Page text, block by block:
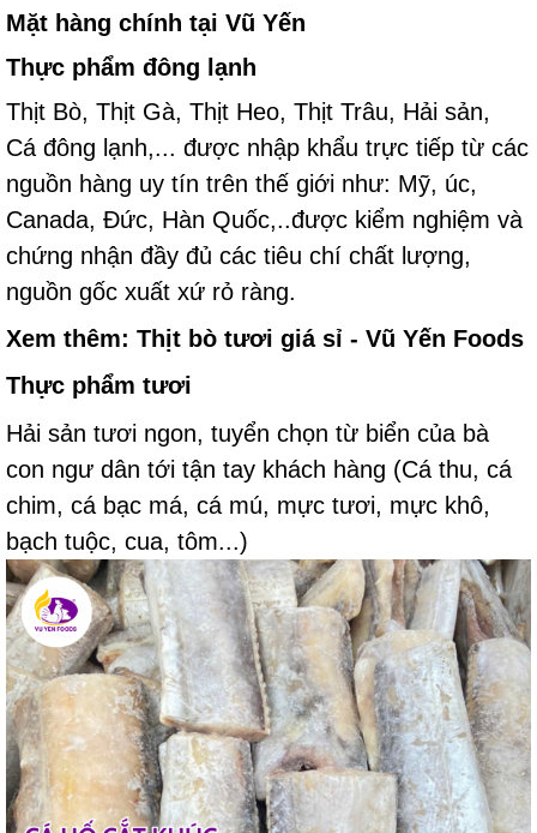
Mặt hàng chính tại Vũ Yến
Thực phẩm đông lạnh
Thịt Bò, Thịt Gà, Thịt Heo, Thịt Trâu, Hải sản,
Cá đông lạnh,... được nhập khẩu trực tiếp từ các
nguồn hàng uy tín trên thế giới như: Mỹ, úc,
Canada, Đức, Hàn Quốc,..được kiểm nghiệm và
chứng nhận đầy đủ các tiêu chí chất lượng,
nguồn gốc xuất xứ rỏ ràng.
Xem thêm: Thịt bò tươi giá sỉ - Vũ Yến Foods
Thực phẩm tươi
Hải sản tươi ngon, tuyển chọn từ biển của bà
con ngư dân tới tận tay khách hàng (Cá thu, cá
chim, cá bạc má, cá mú, mực tươi, mực khô,
bạch tuộc, cua, tôm...)